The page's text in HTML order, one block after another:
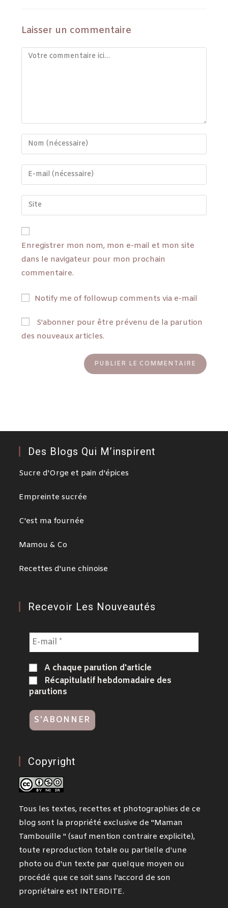
Laisser un commentaire
Enregistrer mon nom, mon e-mail et mon site
dans le navigateur pour mon prochain
commentaire.
Notify me of followup comments via e-mail
S'abonner pour être prévenu de la parution
des nouveaux articles.
Des Blogs Qui M’inspirent
Sucre d'Orge et pain d'épices
Empreinte sucrée
C'est ma fournée
Mamou & Co
Recettes d'une chinoise
Recevoir Les Nouveautés
A chaque parution d'article
Récapitulatif hebdomadaire des
parutions
Copyright
Tous les textes, recettes et photographies de ce
blog sont la propriété exclusive de "Maman
Tambouille " (sauf mention contraire explicite),
toute reproduction totale ou partielle d'une
photo ou d'un texte par quelque moyen ou
procédé que ce soit sans l'accord de son
propriétaire est INTERDITE.